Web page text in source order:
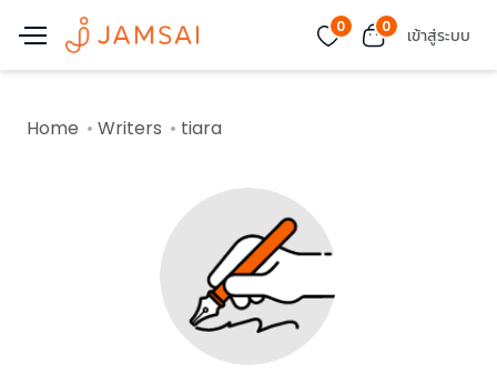
0 0 เข้าสู่ระบบ
Home Writers tiara